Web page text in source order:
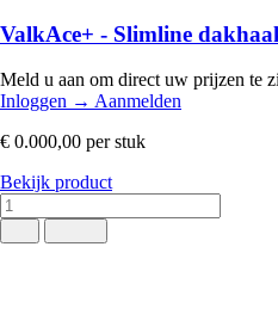
ValkAce+ - Slimline
Meld u aan om direct uw prijzen te
Inloggen → Aanmelden
€ 0.000,00 per stuk
Bekijk product